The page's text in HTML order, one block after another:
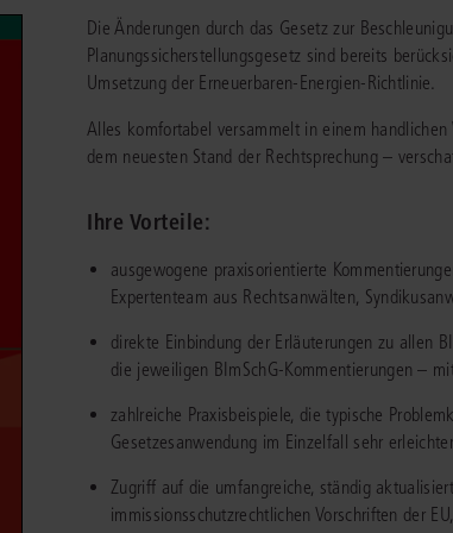
Finden Sie Lösungen und Inhalte, die zu Ihrem
Arbeitsrecht
Außenwirtschaftsrecht
Compliance
Datenschutzrecht
Erbrecht
Familienrecht
Handels- und Gesellschaftsrecht
Insolvenzrecht
IT-und Medienrecht
JURIS BUSINESS
Risikenfür Unternehmen, Institutionen
und Steuerberater.
mehr erfahren
für eine erste Produktempfehlung.
Vereine und Verbände
Unternehmen
Referendariat
WEITERE SERVICES
FAQ
Veranstaltungen
juris PraxisReporte
(Mo-Fr 8-18 Uhr).
Die Änderungen durch das Gesetz zur
Planungssicherstellungsgesetz sind bereits
Umsetzung der Erneuerbaren-Energien-Richtlinie.
Alles komfortabel versammelt in einem
dem neuesten Stand der Rechtsprechung –
Ihre Vorteile:
ausgewogene praxisorientierte
Expertenteam aus Rechtsanwälten,
direkte Einbindung der Erläuterungen zu allen
die jeweiligen BImSchG-Kommentierungen –
zahlreiche Praxisbeispiele, die typische
Gesetzesanwendung im Einzelfall sehr
Zugriff auf die umfangreiche, ständig
immissionsschutzrechtlichen Vorschriften der